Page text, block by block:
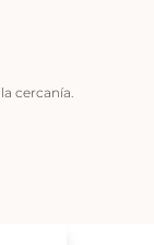
cercanía.